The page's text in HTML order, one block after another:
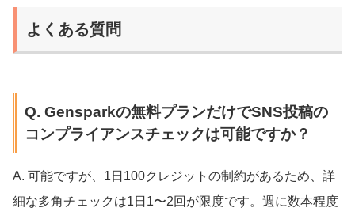
よくある質問
Q. Gensparkの無料プランだけでSNS投稿の
コンプライアンスチェックは可能ですか？
A. 可能ですが、1日100クレジットの制約があるため、詳
細な多角チェックは1日1〜2回が限度です。週に数本程度